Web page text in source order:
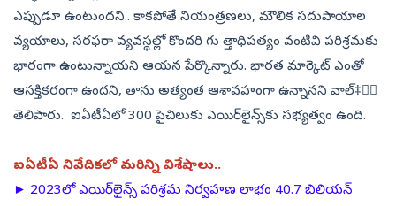
ఎప్పుడూ ఉంటుందని.. కాకపోతే నియంత్రణలు, మౌలిక సదుపాయాల
వ్యయాలు, సరఫరా వ్యవస్థల్లో కొందరి గు త్తాధిపత్యం వంటివి పరిశ్రమకు
భారంగా ఉంటున్నాయని ఆయన పేర్కొన్నారు. భారత మార్కెట్‌ ఎంతో
ఆసక్తికరంగా ఉందని, తాను అత్యంత ఆశావహంగా ఉన్నానని వాల్‌‡్ష
తెలిపారు. ఐఏటీఏలో 300 పైచిలుకు ఎయిర్‌లైన్స్‌కు సభ్యత్వం ఉంది.
ఐఏటీఏ నివేదికలో మరిన్ని విశేషాలు..
► 2023లో ఎయిర్‌లైన్స్‌ పరిశ్రమ నిర్వహణ లాభం 40.7 బిలియన్‌